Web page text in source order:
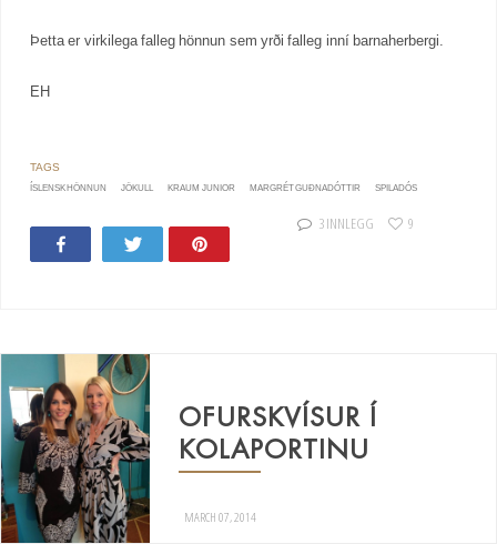
Þetta er virkilega falleg hönnun sem yrði falleg inní barnaherbergi.
EH
ÍSLENSK HÖNNUN JÖKULL KRAUM JUNIOR MARGRÉT GUÐNADÓTTIR SPILADÓS
Tweet
3 INNLEGG 9
OFURSKVÍSUR Í
KOLAPORTINU
MARCH 07, 2014